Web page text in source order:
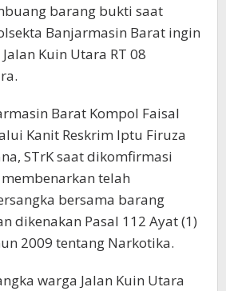
barang bukti saat
Banjarmasin Barat ingin
Kuin Utara RT 08
Barat Kompol Faisal
Kanit Reskrim Iptu Firuza
STrK saat dikomfirmasi
telah
bersama barang
dikenakan Pasal 112 Ayat (1)
2009 tentang Narkotika.
warga Jalan Kuin Utara